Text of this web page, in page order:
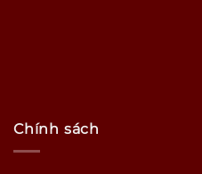
Chính sách